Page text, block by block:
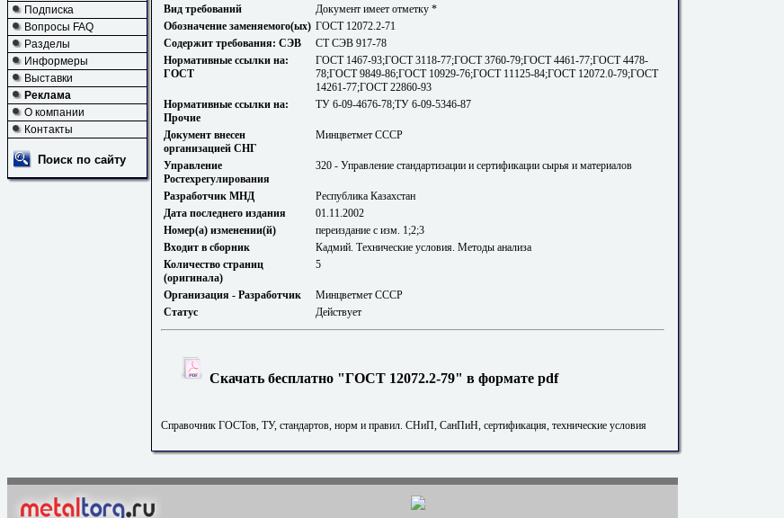
Подписка
Вопросы FAQ
Разделы
Информеры
Выставки
Реклама
О компании
Контакты
Поиск по сайту
Вид требований
Документ имеет отметку *
Обозначение заменяемого(ых) ГОСТ 12072.2-71
Содержит требования: СЭВ
СТ СЭВ 917-78
Нормативные ссылки на:
ГОСТ
ГОСТ 1467-93;ГОСТ 3118-77;ГОСТ 3760-79;ГОСТ 4461-77;ГОСТ 4478-
78;ГОСТ 9849-86;ГОСТ 10929-76;ГОСТ 11125-84;ГОСТ 12072.0-79;ГОСТ
14261-77;ГОСТ 22860-93
Нормативные ссылки на:
Прочие
ТУ 6-09-4676-78;ТУ 6-09-5346-87
Документ внесен
организацией СНГ
Минцветмет СССР
Управление
Ростехрегулирования
320 - Управление стандартизации и сертификации сырья и материалов
Разработчик МНД
Республика Казахстан
Дата последнего издания
01.11.2002
Номер(а) изменении(й)
переиздание с изм. 1;2;3
Входит в сборник
Кадмий. Технические условия. Методы анализа
Количество страниц
(оригинала)
5
Организация - Разработчик
Минцветмет СССР
Статус
Действует
Скачать бесплатно "ГОСТ 12072.2-79" в формате pdf
Справочник ГОСТов, ТУ, стандартов, норм и правил. СНиП, СанПиН, сертификация, технические условия